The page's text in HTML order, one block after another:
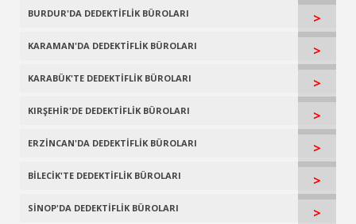
BURDUR'DA DEDEKTİFLİK BÜROLARI >
KARAMAN'DA DEDEKTİFLİK BÜROLARI >
KARABÜK'TE DEDEKTİFLİK BÜROLARI >
KIRŞEHİR'DE DEDEKTİFLİK BÜROLARI >
ERZİNCAN'DA DEDEKTİFLİK BÜROLARI >
BİLECİK'TE DEDEKTİFLİK BÜROLARI >
SİNOP'DA DEDEKTİFLİK BÜROLARI >